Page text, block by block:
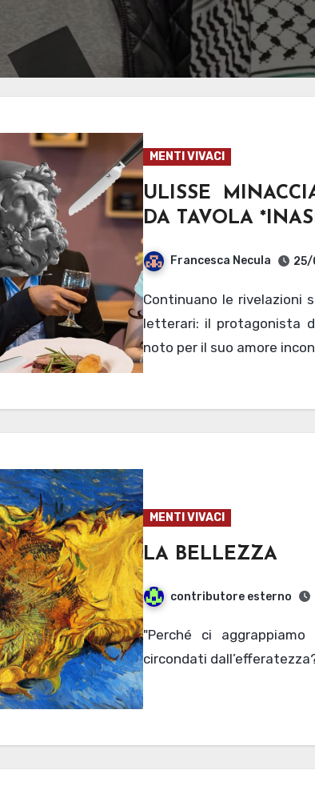
MENTI VIVACI
ULISSE
DA TAVOLA
Francesca Necula
Continuano le rivelazioni scioccanti sui grandi classici
letterari: il protagonista
noto per il suo amore
MENTI VIVACI
LA BELLEZZA
contributore esterno
"Perché ci aggrappiamo tanto alla vita se siamo
circondati